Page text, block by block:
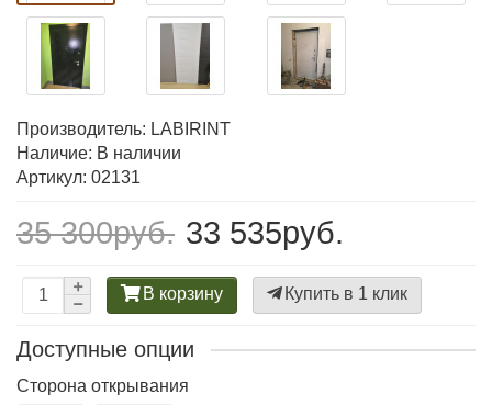
Производитель: LABIRINT
Наличие: В наличии
Артикул: 02131
35 300руб. 33 535руб.
В корзину Купить в 1 клик
Доступные опции
Сторона открывания